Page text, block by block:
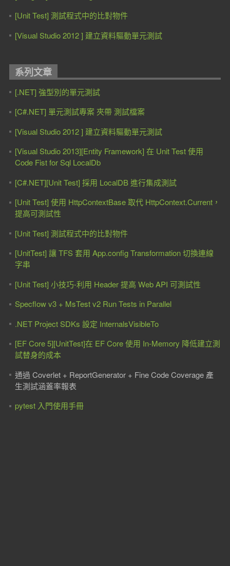
[Unit Test] 測試程式中的比對物件
[Visual Studio 2012 ] 建立資料驅動單元測試
系列文章
[.NET] 強型別的單元測試
[C#.NET] 單元測試專案 夾帶 測試檔案
[Visual Studio 2012 ] 建立資料驅動單元測試
[Visual Studio 2013][Entity Framework] 在 Unit Test 使用
Code Fist for Sql LocalDb
[C#.NET][Unit Test] 採用 LocalDB 進行集成測試
[Unit Test] 使用 HttpContextBase 取代 HttpContext.Current，
提高可測試性
[Unit Test] 測試程式中的比對物件
[UnitTest] 讓 TFS 套用 App.config Transformation 切換連線
字串
[Unit Test] 小技巧-利用 Header 提高 Web API 可測試性
Specflow v3 + MsTest v2 Run Tests in Parallel
.NET Project SDKs 設定 InternalsVisibleTo
[EF Core 5][UnitTest]在 EF Core 使用 In-Memory 降低建立測
試替身的成本
通過 Coverlet + ReportGenerator + Fine Code Coverage 產
生測試涵蓋率報表
pytest 入門使用手冊